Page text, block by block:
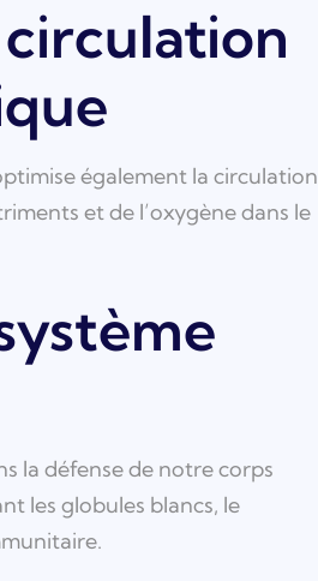
également la circulation
et de l’oxygène dans le
la défense de notre corps
les globules blancs, le